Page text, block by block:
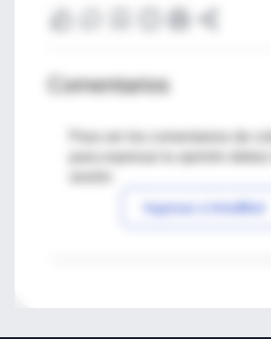
Comentarios
Para ver los comentarios de
Ingresar a IntraMed